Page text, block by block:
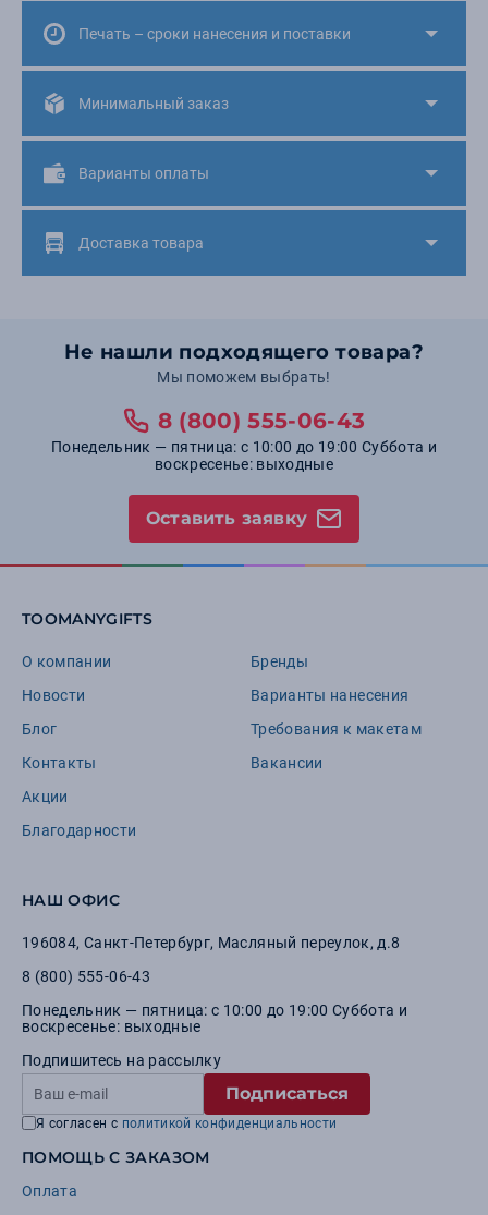
Печать – сроки нанесения и поставки
Минимальный заказ
Варианты оплаты
Доставка товара
Не нашли подходящего товара?
Мы поможем выбрать!
8 (800) 555-06-43
Понедельник — пятница: с 10:00 до 19:00 Суббота и
воскресенье: выходные
Оставить заявку
TOOMANYGIFTS
О компании
Новости
Блог
Контакты
Акции
Благодарности
Бренды
Варианты нанесения
Требования к макетам
Вакансии
НАШ ОФИС
196084, Санкт-Петербург, Масляный переулок, д.8
8 (800) 555-06-43
Понедельник — пятница: с 10:00 до 19:00 Суббота и
воскресенье: выходные
Подпишитесь на рассылку
Подписаться
Я согласен с политикой конфиденциальности
ПОМОЩЬ С ЗАКАЗОМ
Оплата